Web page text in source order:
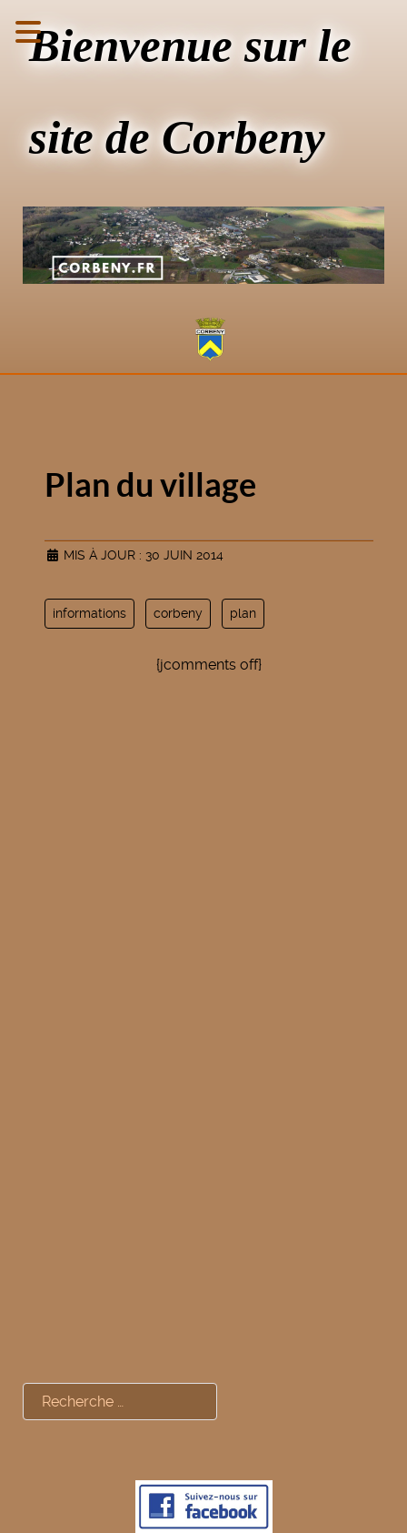
Bienvenue sur le
site de Corbeny
Plan du village
MIS À JOUR : 30 JUIN 2014
informations corbeny plan
{jcomments off}
Rechercher